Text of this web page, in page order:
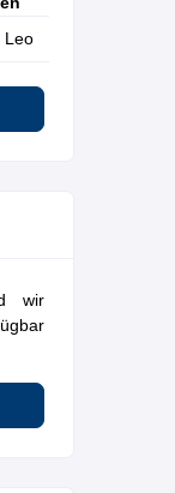
Leo
wir